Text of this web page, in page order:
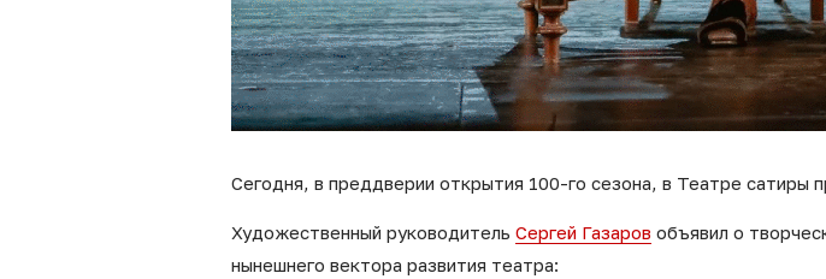
Сегодня, в преддверии открытия 100-го сезона, в Театре сатиры
Художественный руководитель Сергей Газаров объявил о
нынешнего вектора развития театра: